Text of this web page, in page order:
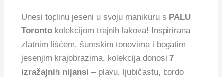
Unesi toplinu jeseni u svoju manikuru s PALU
Toronto kolekcijom trajnih lakova! Inspirirana
zlatnim lišćem, šumskim tonovima i bogatim
jesenjim krajobrazima, kolekcija donosi7
izražajnih nijansi – plavu, ljubičastu, bordo